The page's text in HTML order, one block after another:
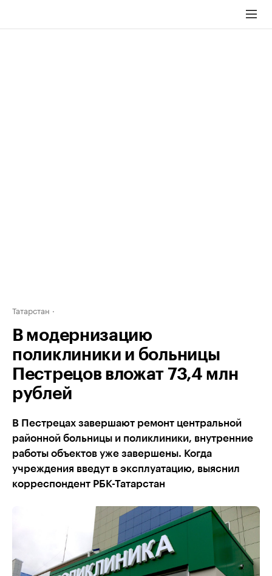
Татарстан
В модернизацию
поликлиники и больницы
Пестрецов вложат 73,4 млн
рублей
В Пестрецах завершают ремонт центральной
районной больницы и поликлиники, внутренние
работы объектов уже завершены. Когда
учреждения введут в эксплуатацию, выяснил
корреспондент РБК-Татарстан